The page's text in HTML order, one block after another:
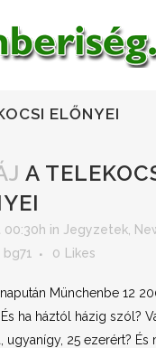
ELŐNYEI
A
00:30h in Jegyzetek
bg71 0 Likes
Münchenbe 12
ha háztól házig szól?
ugyanígy, 25 ezerért? És